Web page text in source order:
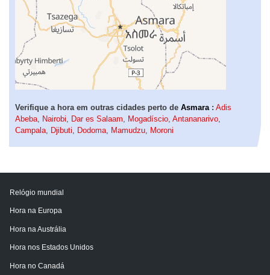
Verifique a hora em outras cidades perto de Asmara: Adis
Abeba, Nairobi, Dar es Salaam, Mogadíscio, Antananarivo,
Campala, Djibuti, Dodoma, Mamudzu, Moroni
Relógio mundial
Hora na Europa
Hora na Austrália
Hora nos Estados Unidos
Hora no Canadá